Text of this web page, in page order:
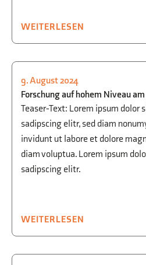
WEITERLESEN
CHEMIE
9. August 2024
Forschung auf hohem Niveau
Teaser-Text: Lorem ipsum dolor
sadipscing elitr, sed diam
invidunt ut labore et dolore
diam voluptua. Lorem ipsum
sadipscing elitr.
WEITERLESEN